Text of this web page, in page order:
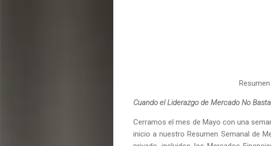
Cuando el Liderazgo de Mercado No
Cerramos el mes de Mayo con una
inicio a nuestro Resumen Semanal de